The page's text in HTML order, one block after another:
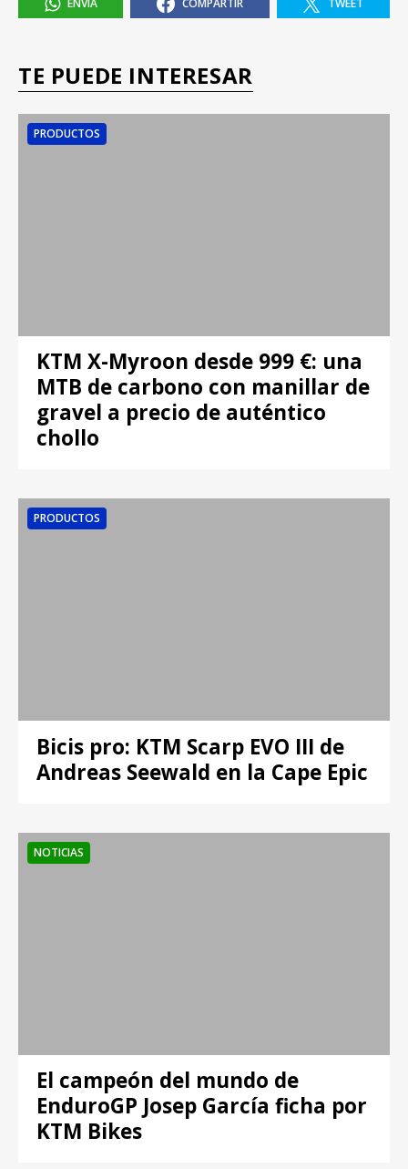
ENVÍA COMPARTIR TWEET
TE PUEDE INTERESAR
PRODUCTOS
KTM X-Myroon desde 999 €: una
MTB de carbono con manillar de
gravel a precio de auténtico
chollo
PRODUCTOS
Bicis pro: KTM Scarp EVO III de
Andreas Seewald en la Cape Epic
NOTICIAS
El campeón del mundo de
EnduroGP Josep García ficha por
KTM Bikes